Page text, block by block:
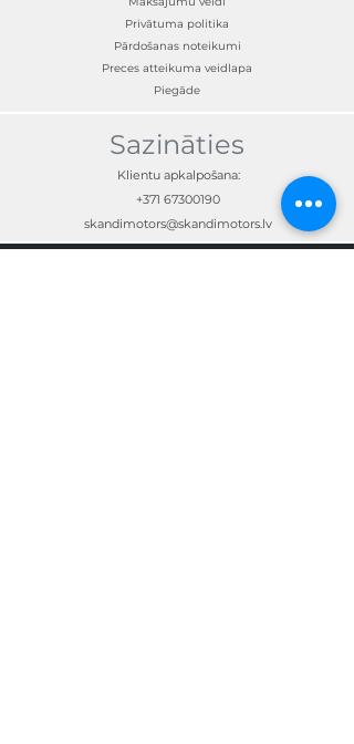
Privātuma politika
Pārdošanas noteikumi
Preces atteikuma veidlapa
Piegāde
Sazināties
Klientu apkalpošana:
+371 67300190
skandimotors@skandimotors.lv